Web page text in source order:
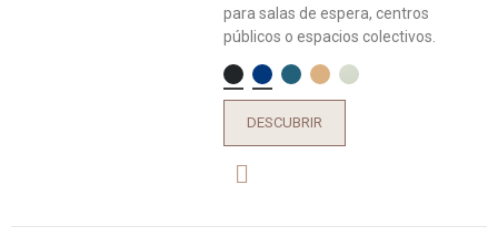
para salas de espera, centros
públicos o espacios colectivos.
DESCUBRIR